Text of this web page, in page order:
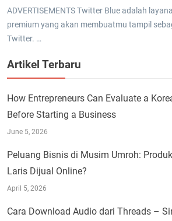
ADVERTISEMENTS Twitter Blue adalah
premium yang akan membuatmu tampil
Twitter. …
Artikel Terbaru
How Entrepreneurs Can Evaluate a
Before Starting a Business
June 5, 2026
Peluang Bisnis di Musim Umroh:
Laris Dijual Online?
April 5, 2026
Cara Download Audio dari Threads –